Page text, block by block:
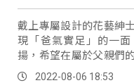
戴上專屬設計的花藝紳
現「爸氣實足」的一
揚，希望在屬於父親們
忘的回憶。
2022-08-06 18:53